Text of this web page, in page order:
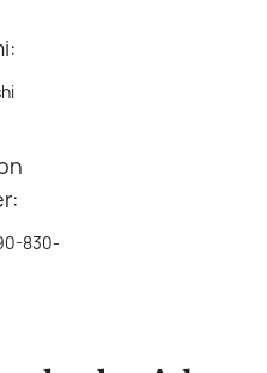
830-